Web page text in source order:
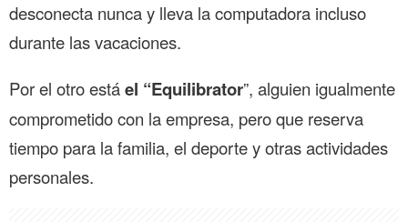
desconecta nunca y lleva la computadora incluso
durante las vacaciones.
Por el otro estáel “Equilibrator”, alguien igualmente
comprometido con la empresa, pero que reserva
tiempo para la familia, el deporte y otras actividades
personales.